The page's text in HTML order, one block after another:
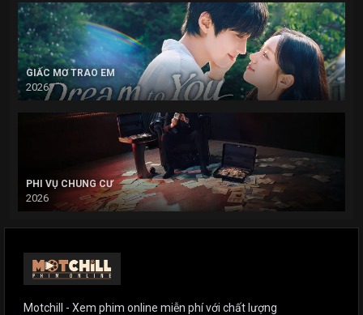
GIẤC MƠ TRAO EM
2026
PHI VỤ CHUNG CƯ
2026
Motchill - Xem phim online miễn phí với chất lượng